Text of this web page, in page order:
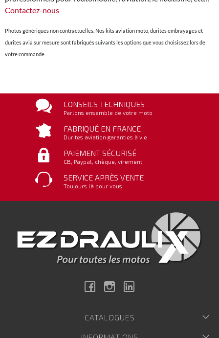
Contactez-nous
Photos génériques non contractuelles. Nos kits aviation moto, durites embrayages et
durites avia sur mesure sont fabriqués suivants les options que vous choisissez lors de
votre commande.
CONSEILS TECHNIQUES
Parlons ensemble de votre moto
FABRIQUÉ EN FRANCE
Durites aviation garanties à vie
PAIEMENT SÉCURISÉ
CB, Paypal, chèque, virement
SERVICE APRÈS VENTE
Toujours là pour vous
FacebookInstagram
CATALOGUES